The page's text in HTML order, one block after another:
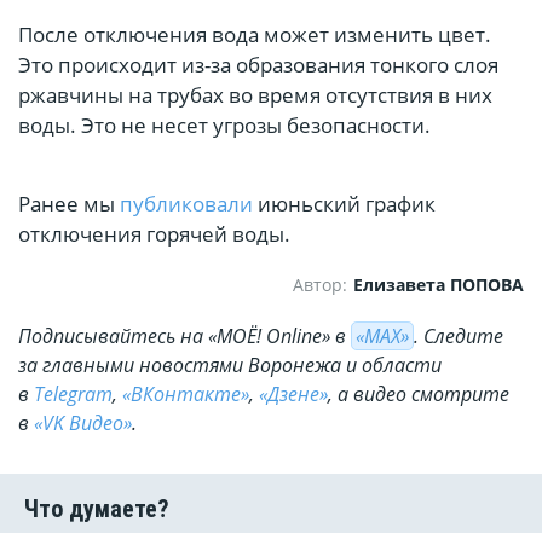
После отключения вода может изменить цвет.
Это происходит из-за образования тонкого слоя
ржавчины на трубах во время отсутствия в них
воды. Это не несет угрозы безопасности.
Ранее мы публиковали июньский график
отключения горячей воды.
Автор: Елизавета ПОПОВА
Подписывайтесь на «МОЁ! Online» в «МАХ». Cледите
за главными новостями Воронежа и области
в Telegram, «ВКонтакте», «Дзене», а видео смотрите
в «VK Видео».